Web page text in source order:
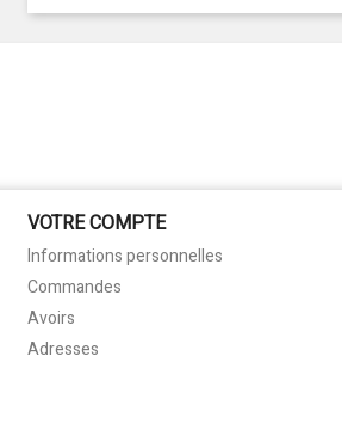
VOTRE COMPTE
Informations personnelles
Commandes
Avoirs
Adresses